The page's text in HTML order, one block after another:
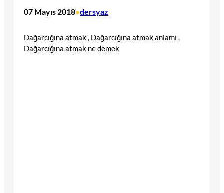
07 Mayıs 2018•dersyaz
Dağarcığına atmak , Dağarcığına atmak anlamı ,
Dağarcığına atmak ne demek